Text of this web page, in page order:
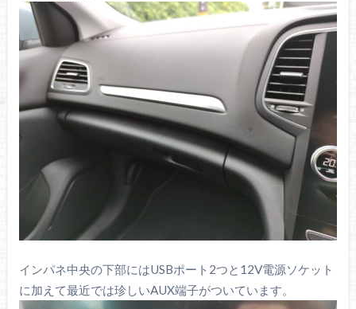
インパネ中央の下部にはUSBポート2つと12V電源ソケット
に加えて最近では珍しいAUX端子がついています。